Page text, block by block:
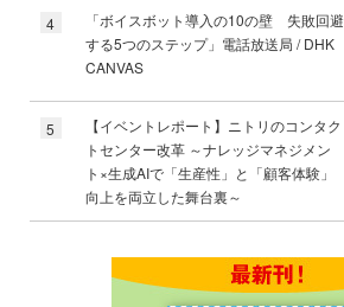
4
「ボイスボット導入の10の壁 失敗回避
する5つのステップ」電話放送局 / DHK
CANVAS
5
【イベントレポート】ニトリのコンタク
トセンター改革 ～ナレッジマネジメン
ト×生成AIで「生産性」と「顧客体験」
向上を両立した舞台裏～